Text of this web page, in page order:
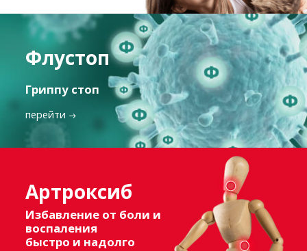
Флустоп
Гриппу стоп
перейти
Артроксиб
Избавление от боли и
воспаления
быстро и надолго